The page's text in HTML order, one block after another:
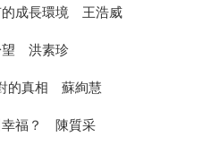
的成長環境 王浩威
望 洪素珍
的真相 蘇絢慧
幸福？ 陳質采